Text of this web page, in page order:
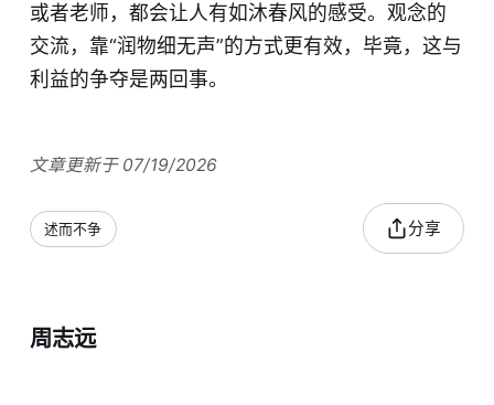
或者老师，都会让人有如沐春风的感受。观念的
交流，靠“润物细无声”的方式更有效，毕竟，这与
利益的争夺是两回事。
文章更新于 07/19/2026
述而不争 分享
周志远